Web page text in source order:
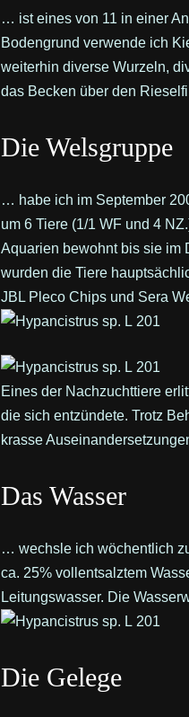
… ist eines von 11 in einer
Bodengrund verwende ich
weiterhin diverse Wurzeln,
das Becken über den
Die Welsgruppe
… habe ich im September
um 6 Tiere (1/1 WF und 4
Aquarien bewohnt bis sie im
wurden die Tiere
JBL Pleco Chips und Sera
Eines der Nachzuchttiere
die sich entzündete. Trotz
krasse
Das Wasser
… wechsle ich wöchentlich
ca. 25% vollentsalztem
Leitungswasser. Die
Die Gelege